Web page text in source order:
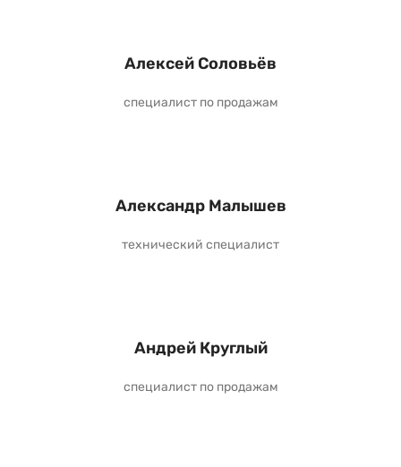
Алексей Соловьёв
специалист по продажам
Александр Малышев
технический специалист
Андрей Круглый
специалист по продажам